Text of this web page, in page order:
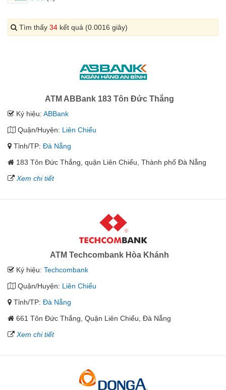
Tìm thấy 34 kết quả (0.0016 giây)
ATM ABBank 183 Tôn Đức Thắng
Ký hiệu: ABBank
Quận/Huyện: Liên Chiểu
Tỉnh/TP: Đà Nẵng
183 Tôn Đức Thắng, quận Liên Chiểu, Thành phố Đà Nẵng
Xem chi tiết
ATM Techcombank Hòa Khánh
Ký hiệu: Techcombank
Quận/Huyện: Liên Chiểu
Tỉnh/TP: Đà Nẵng
661 Tôn Đức Thắng, Quận Liên Chiểu, Đà Nẵng
Xem chi tiết